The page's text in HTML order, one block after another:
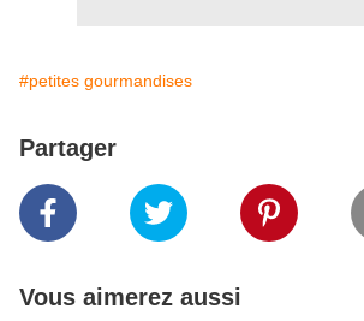
#petites gourmandises
Partager
Vous aimerez aussi